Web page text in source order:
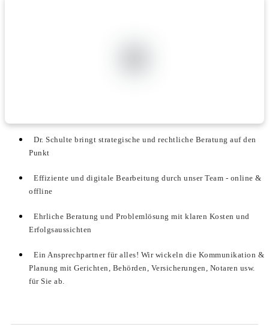
Dr. Schulte bringt strategische und rechtliche Beratung auf den
Punkt
Effiziente und digitale Bearbeitung durch unser Team - online &
offline
Ehrliche Beratung und Problemlösung mit klaren Kosten und
Erfolgsaussichten
Ein Ansprechpartner für alles! Wir wickeln die Kommunikation &
Planung mit Gerichten, Behörden, Versicherungen, Notaren usw.
für Sie ab.